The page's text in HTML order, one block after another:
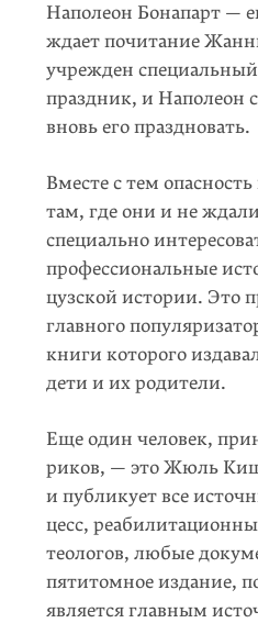
Наполеон Бонапарт —
ждает почитание
учрежден
праздник, и Наполеон
вновь его праздновать.
Вместе с тем
там, где они и не
специально
профессиональные
цузской истории. Это
главного
книги которого
дети и их родители.
Еще один человек,
риков, — это Жюль
и публикует все
цесс,
теологов, любые
пятитомное издание,
является главным